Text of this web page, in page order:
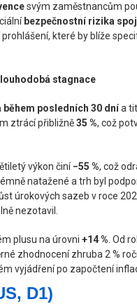
svým zaměstnancům
bezpečnostní rizika
které by blíže
stagnace
posledních 30 dnía
ztrácí přibližně35 %, což
výkon činí−55 %, což
natažené a trh byl
úrokových sazeb v roce
nezotavil.
plusu na úrovni +14 %. Od
zhodnocení zhruba 2 %
vyjádření po započtení
D1)